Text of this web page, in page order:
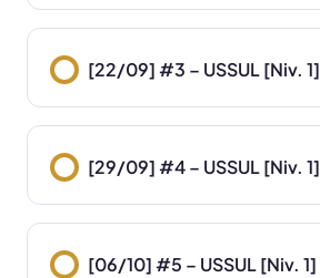
[22/09] #3 – USSUL [Niv. 1]
[29/09] #4 – USSUL [Niv. 1]
[06/10] #5 – USSUL [Niv. 1]